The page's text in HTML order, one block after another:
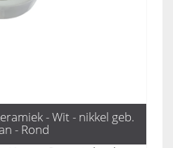
- Wit - nikkel geb.
- Rond